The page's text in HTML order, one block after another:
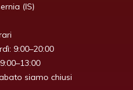
(IS)
9:00–20:00
siamo chiusi